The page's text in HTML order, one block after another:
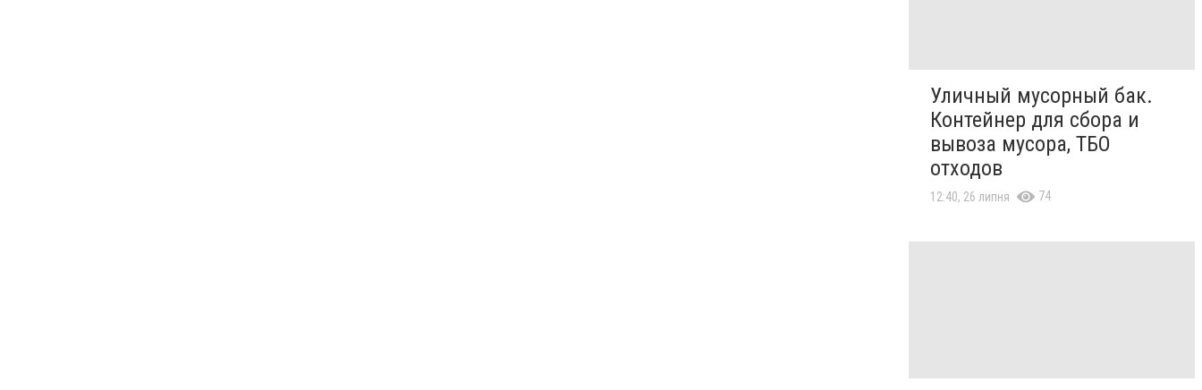
Уличный мусорный бак.
Контейнер для сбора и
вывоза мусора, ТБО
отходов
12:40, 26 липня 74